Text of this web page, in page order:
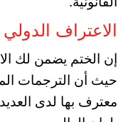
الاعتراف الدولي
إن الختم يضمن لك
حيث أن الترجمات
معترف بها لدى